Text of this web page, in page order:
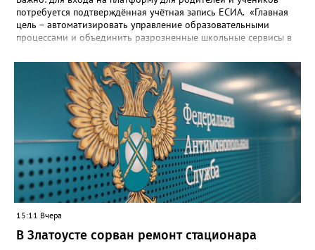
потребуется подтверждённая учётная запись ЕСИА. «Главная
цель – автоматизировать управление образовательными
процессами и объединить разрозненные школьные сервисы в
региональном министерстве образования. - Платформа ТОР
“Моя школа” объединит все школьные сервисы в единую
безопасную государственную экосистему. Предполагается, что
переход пройдёт максимально комфортно для пользователей».
Привычные функции - оценки, расписание, домашние задания,
связь с учителями, знакомые пользователям экосистемы
«Госуслуги Моя школа», не просто сохранятся, они будут
собраны в одном месте, подчеркнули в ведомстве. Причём в
этом случае переход на ТОР станет вообще незаметным.
15:11 Вчера
В Златоусте сорван ремонт стационара